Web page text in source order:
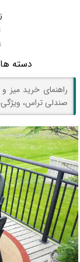
دسته ها:
راهنمای خرید میز
صندلی تراس،